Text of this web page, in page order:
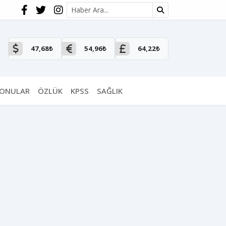
Site içi arama
47,68₺ 54,96₺ 64,22₺
ÖZLÜK KPSS SAĞLIK